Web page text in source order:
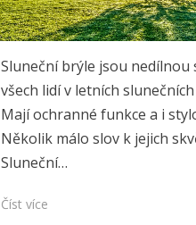
Sluneční brýle jsou nedílnou
všech lidí v letních slunečních
Mají ochranné funkce a i
Několik málo slov k jejich
Sluneční…
Číst více